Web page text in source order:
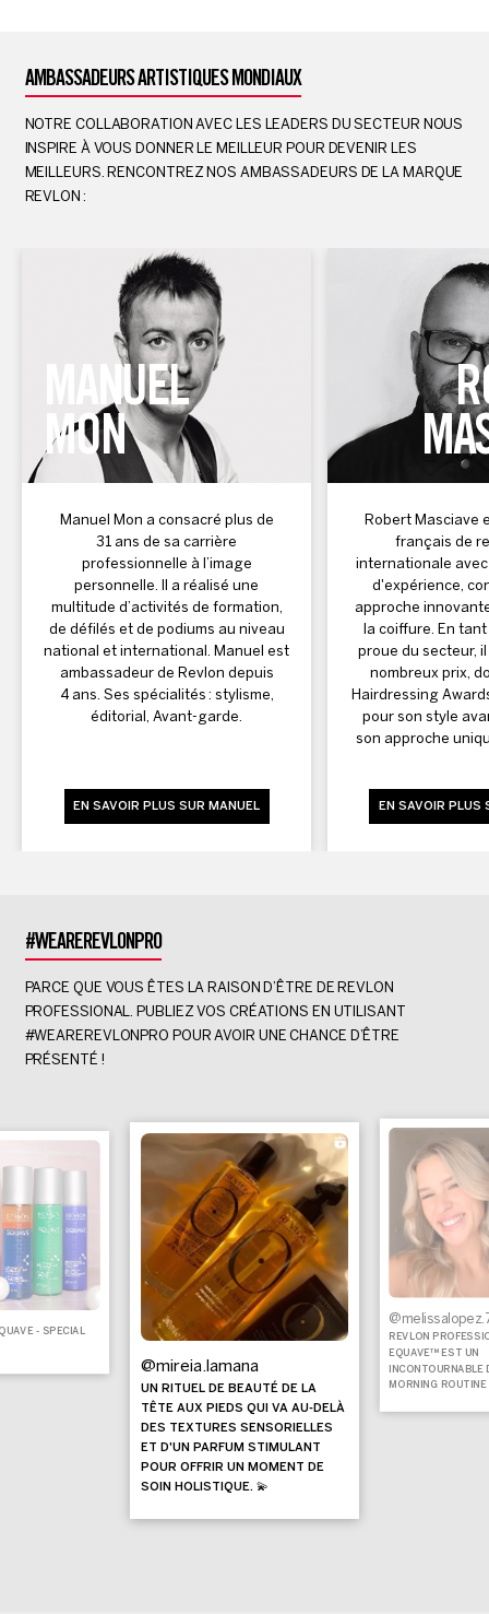
AMBASSADEURS ARTISTIQUES MONDIAUX
NOTRE COLLABORATION AVEC LES LEADERS DU SECTEUR NOUS
INSPIRE À VOUS DONNER LE MEILLEUR POUR DEVENIR LES
MEILLEURS. RENCONTREZ NOS AMBASSADEURS DE LA MARQUE
REVLON :
MANUEL
MON
Manuel Mon a consacré plus de
31 ans de sa carrière
professionnelle à l’image
personnelle. Il a réalisé une
multitude d’activités de formation,
de défilés et de podiums au niveau
national et international. Manuel est
ambassadeur de Revlon depuis
4 ans. Ses spécialités : stylisme,
éditorial, Avant-garde.
EN SAVOIR PLUS SUR MANUEL
Robert Masciave
français de
internationale
d'expérience,
approche
la coiffure. En
proue du secteur,
nombreux prix,
Hairdressing
pour son style
son approche
EN SAVOIR PLUS
#WEAREREVLONPRO
PARCE QUE VOUS ÊTES LA RAISON D’ÊTRE DE REVLON
PROFESSIONAL. PUBLIEZ VOS CRÉATIONS EN UTILISANT
#WEAREREVLONPRO POUR AVOIR UNE CHANCE D’ÊTRE
PRÉSENTÉ !
- SPECIAL
@mireia.lamana
UN RITUEL DE BEAUTÉ DE LA
TÊTE AUX PIEDS QUI VA AU-DELÀ
DES TEXTURES SENSORIELLES
ET D'UN PARFUM STIMULANT
POUR OFFRIR UN MOMENT DE
SOIN HOLISTIQUE. 💫
REVLON
EQUAVE™ EST UN
INCONTOURNABLE
MORNING ROUTINE